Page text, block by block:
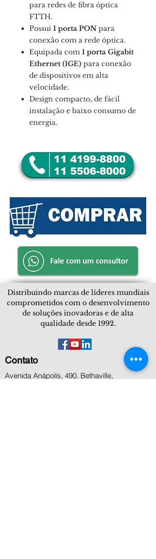
para redes de fibra óptica
FTTH.
Possui 1 porta PON para
conexão com a rede óptica.
Equipada com 1 porta Gigabit
Ethernet (1GE) para conexão
de dispositivos em alta
velocidade.
Design compacto, de fácil
instalação e baixo consumo de
energia.
Distribuindo marcas de líderes mundiais
comprometidos com o desenvolvimento
de soluções inovadoras e de alta
qualidade desde 1992.
Contato
Avenida Anápolis, 490. Bethaville,